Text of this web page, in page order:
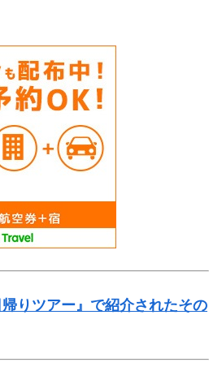
帰りツアー』で紹介されたその